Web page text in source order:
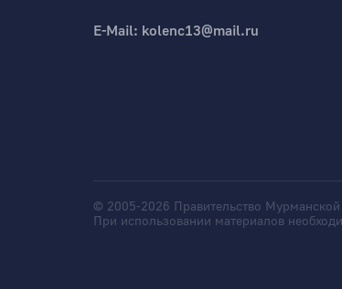
E-Mail: kolenc13@mail.ru
© 2005-2026 Правительство Мурманской
При использовании материалов